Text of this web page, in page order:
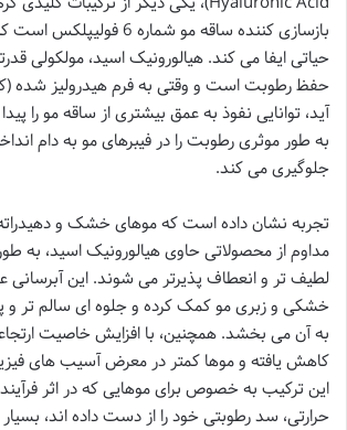
بازسازی کننده ساقه مو شماره
حیاتی ایفا می کند. هیالورونیک اسید، مولکولی
حفظ رطوبت است و وقتی به فرم هیدرولیز شده
آید، توانایی نفوذ به عمق بیشتری از ساقه مو را
به طور موثری رطوبت را در فیبرهای مو به دام
جلوگیری می کند.
تجربه نشان داده است که موهای خشک و
مداوم از محصولاتی حاوی هیالورونیک اسید، به
لطیف تر و انعطاف پذیرتر می شوند. این
خشکی و زبری مو کمک کرده و جلوه ای سالم تر
به آن می بخشد. همچنین، با افزایش خاصیت
کاهش یافته و موها کمتر در معرض آسیب های
این ترکیب به خصوص برای موهایی که در اثر
حرارتی، سد رطوبتی خود را از دست داده اند،